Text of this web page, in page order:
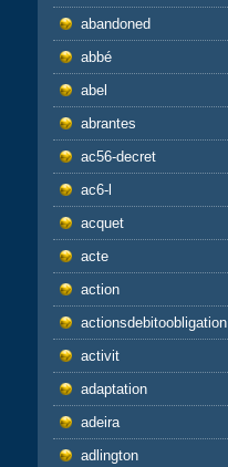
abandoned
abbé
abel
abrantes
ac56-decret
ac6-l
acquet
acte
action
actionsdebitoobligation
activit
adaptation
adeira
adlington